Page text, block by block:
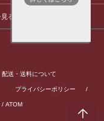
る
配送・送料について
プライバシーポリシー /
/ ATOM